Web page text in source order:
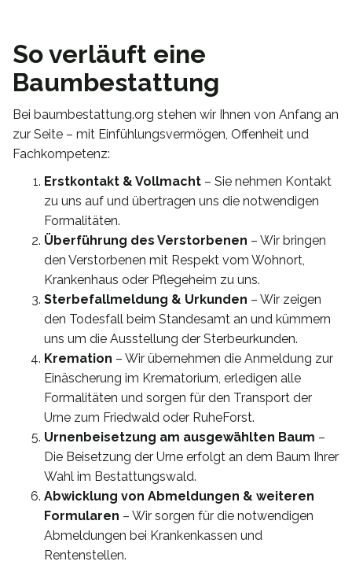
So verläuft eine
Baumbestattung
Bei baumbestattung.org stehen wir Ihnen von Anfang an
zur Seite – mit Einfühlungsvermögen, Offenheit und
Fachkompetenz:
Erstkontakt & Vollmacht – Sie nehmen Kontakt
zu uns auf und übertragen uns die notwendigen
Formalitäten.
Überführung des Verstorbenen – Wir bringen
den Verstorbenen mit Respekt vom Wohnort,
Krankenhaus oder Pflegeheim zu uns.
Sterbefallmeldung & Urkunden – Wir zeigen
den Todesfall beim Standesamt an und kümmern
uns um die Ausstellung der Sterbeurkunden.
Kremation – Wir übernehmen die Anmeldung zur
Einäscherung im Krematorium, erledigen alle
Formalitäten und sorgen für den Transport der
Urne zum Friedwald oder RuheForst.
Urnenbeisetzung am ausgewählten Baum –
Die Beisetzung der Urne erfolgt an dem Baum Ihrer
Wahl im Bestattungswald.
Abwicklung von Abmeldungen & weiteren
Formularen – Wir sorgen für die notwendigen
Abmeldungen bei Krankenkassen und
Rentenstellen.